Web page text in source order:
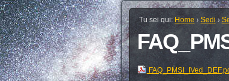
Tu sei qui: Home › Sedi ›